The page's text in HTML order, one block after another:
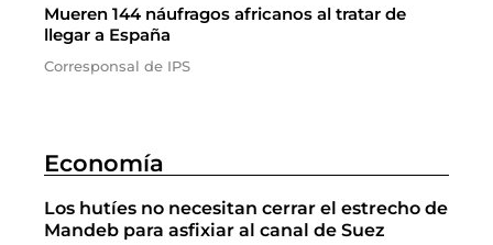
Mueren 144 náufragos africanos al tratar de
llegar a España
Corresponsal de IPS
Economía
Los hutíes no necesitan cerrar el estrecho de
Mandeb para asfixiar al canal de Suez